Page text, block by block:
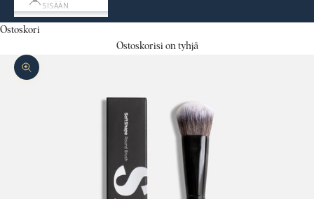
SISÄÄN
Ostoskori
Ostoskorisi on tyhjä
Lähennä